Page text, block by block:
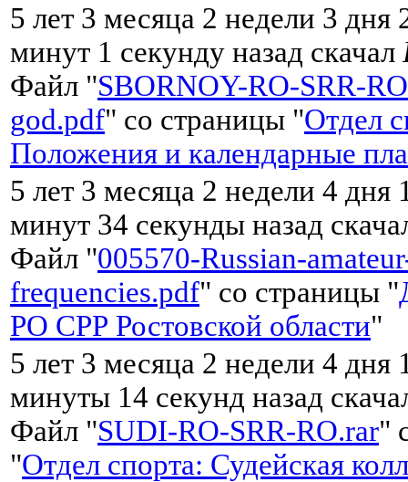
5 лет 3 месяца 2 недели 3 дня
минут 1 секунду назад скачал
Файл "SBORNOY-RO-SRR-
god.pdf" со страницы "Отдел
Положения и календарные
5 лет 3 месяца 2 недели 4 дня
минут 34 секунды назад
Файл "005570-Russian-
frequencies.pdf" со страницы "
РО СРР Ростовской области"
5 лет 3 месяца 2 недели 4 дня
минуты 14 секунд назад
Файл "SUDI-RO-SRR-RO.rar"
"Отдел спорта: Судейская